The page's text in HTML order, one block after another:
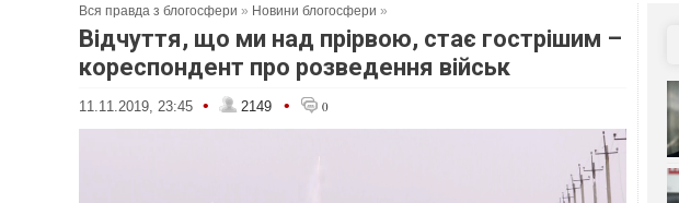
Вся правда з блогосфери » Новини блогосфери »
Відчуття, що ми над прірвою, стає гострішим –
кореспондент про розведення військ
11.11.2019, 23:45 • 2149 • 0